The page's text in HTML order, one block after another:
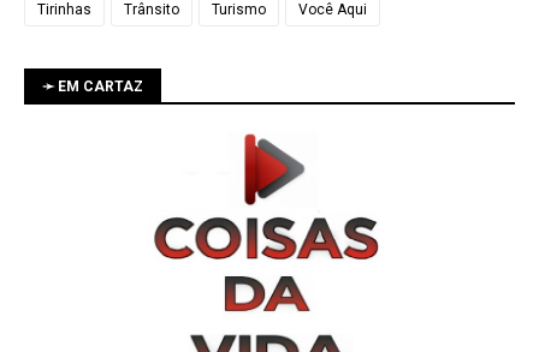
Tirinhas Trânsito Turismo Você Aqui
➛ EM CARTAZ